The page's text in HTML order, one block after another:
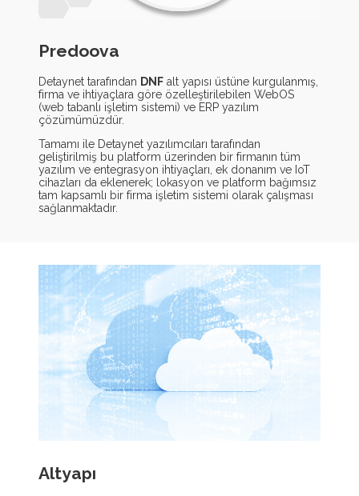
Predoova
Detaynet tarafından DNFalt yapısı üstüne kurgulanmış,
firma ve ihtiyaçlara göre özelleştirilebilen WebOS
(web tabanlı işletim sistemi) ve ERP yazılım
çözümümüzdür.
Tamamı ile Detaynet yazılımcıları tarafından
geliştirilmiş bu platform üzerinden bir firmanın tüm
yazılım ve entegrasyon ihtiyaçları, ek donanım ve IoT
cihazları da eklenerek; lokasyon ve platform bağımsız
tam kapsamlı bir firma işletim sistemi olarak çalışması
sağlanmaktadır.
Altyapı